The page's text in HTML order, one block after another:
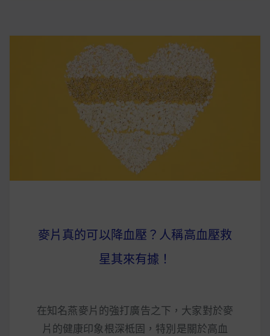
麥片真的可以降血壓？人稱高血壓救
星其來有據！
在知名燕麥片的強打廣告之下，大家對於麥
片的健康印象根深柢固，特別是關於高血